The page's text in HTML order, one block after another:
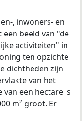
, inwoners- en
beeld van "de
activiteiten" in
ten opzichte
dichtheden zijn
van het
van een hectare is
m² groot. Er